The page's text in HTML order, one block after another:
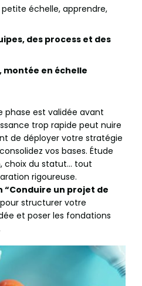
échelle, apprendre,
des process et des
en échelle
phase est validée avant
trop rapide peut nuire
de déployer votre stratégie
vos bases. Étude
choix du statut… tout
rigoureuse.
un projet de
pour structurer votre
et poser les fondations